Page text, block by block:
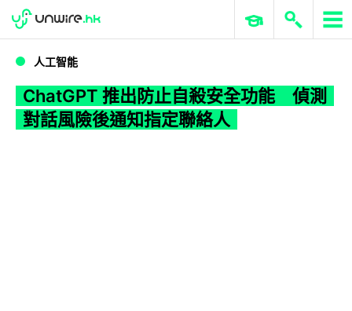
WWDC 2026 ERP 與商業 AI
人工智能
ChatGPT 推出防止自殺安全功能 偵測
對話風險後通知指定聯絡人